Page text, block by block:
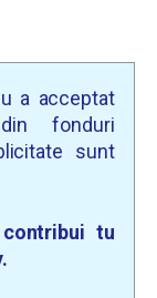
a acceptat
fonduri
sunt
tu